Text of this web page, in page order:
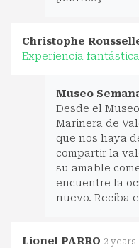
Christophe
Experiencia
Museo
Desde el
Marinera de
que nos haya
compartir la
su amable
encuentre la
nuevo. Reciba
Lionel PARRO 2 years